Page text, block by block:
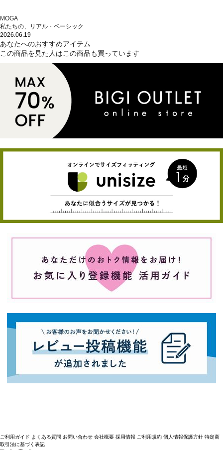
MOGA
私たちの、リアル・ベーシック
2026.06.19
あなたへのおすすめアイテム
この商品を見た人はこの商品も買っています
ご利用ガイド よくある質問 お問い合わせ 会社概要 採用情報 ご利用規約 個人情報保護方針 特定商
取引法に基づく表記